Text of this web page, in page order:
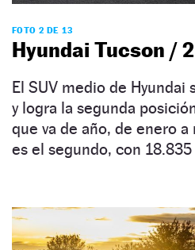
FOTO 2 DE 13
Hyundai Tucson /
El SUV medio de Hyundai
y logra la segunda
que va de año, de enero
es el segundo, con